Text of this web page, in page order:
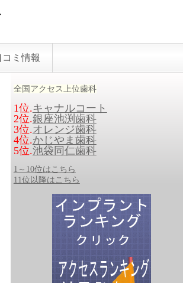
コミ情報
全国アクセス上位歯科
1位.キャナルコート
2位.銀座池渕歯科
3位.オレンジ歯科
4位.かじやま歯科
5位.池袋同仁歯科
1～10位はこちら
11位以降はこちら